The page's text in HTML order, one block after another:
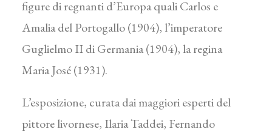
figure di regnanti d’Europa quali Carlos e
Amalia del Portogallo (1904), l’imperatore
Guglielmo II di Germania (1904), la regina
Maria José (1931).
L’esposizione, curata dai maggiori esperti del
pittore livornese, Ilaria Taddei, Fernando